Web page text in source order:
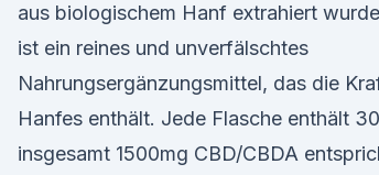
aus biologischem Hanf extrahiert
ist ein reines und unverfälschtes
Nahrungsergänzungsmittel, das die
Hanfes enthält. Jede Flasche enthält
insgesamt 1500mg CBD/CBDA